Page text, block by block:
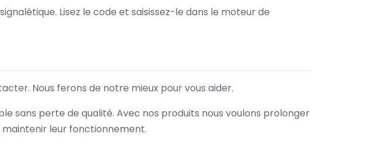
Lisez le code et saisissez-le dans le moteur de
Nous ferons de notre mieux pour vous aider.
sans perte de qualité. Avec nos produits nous voulons prolonger
leur fonctionnement.